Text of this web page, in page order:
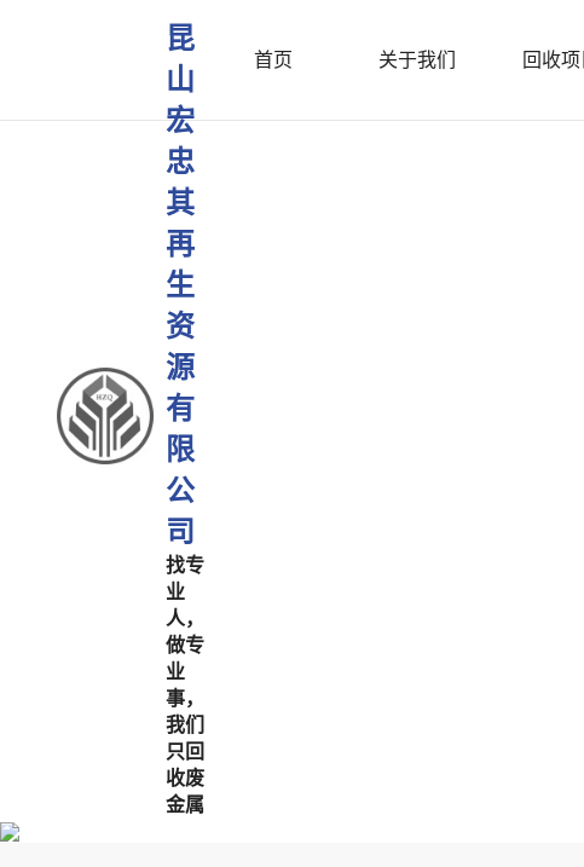
昆
山
宏
忠
其
再
生
资
源
有
限
公
司
找专
业
人，
做专
业
事，
我们
只回
收废
金属
首页 关于我们 回收项